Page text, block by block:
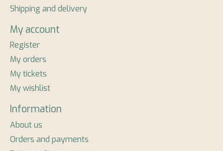
Shipping and delivery
My account
Register
My orders
My tickets
My wishlist
Information
About us
Orders and payments